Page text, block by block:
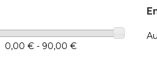
0,00 € - 90,00 €